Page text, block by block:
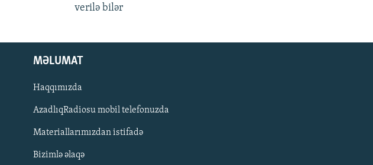
verilə bilər
MƏLUMAT
Haqqımızda
AzadlıqRadiosu mobil telefonuzda
Materiallarımızdan istifadə
Bizimlə əlaqə